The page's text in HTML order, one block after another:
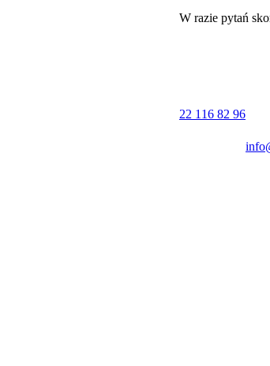
dostęp do kluczowych atrakcji. W
angielskim i węgierskim. Doba hotelowa
W razie pytań
22 116 82 96